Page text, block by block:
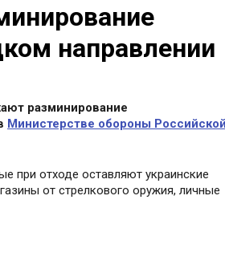
направлении
разминирование
Министерстве обороны Российской
при отходе оставляют украинские
от стрелкового оружия, личные